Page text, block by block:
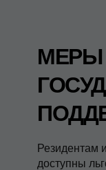
МЕРЫ
Резидентам
доступны